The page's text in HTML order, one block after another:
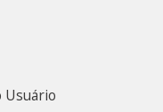
Usuário